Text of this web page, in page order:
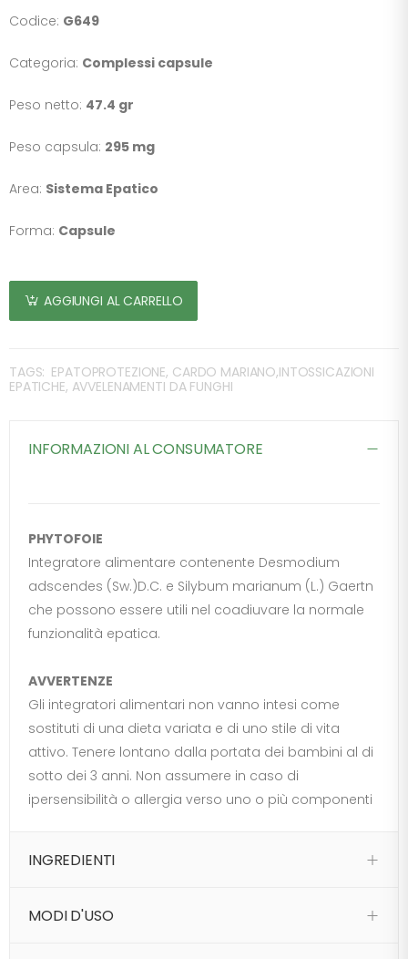
Codice: G649
Categoria: Complessi capsule
Peso netto: 47.4 gr
Peso capsula: 295 mg
Area: Sistema Epatico
Forma: Capsule
AGGIUNGI AL CARRELLO
TAGS: EPATOPROTEZIONE, CARDO MARIANO,INTOSSICAZIONI
EPATICHE, AVVELENAMENTI DA FUNGHI
INFORMAZIONI AL CONSUMATORE
PHYTOFOIE
Integratore alimentare contenente Desmodium
adscendes (Sw.)D.C. e Silybum marianum (L.) Gaertn
che possono essere utili nel coadiuvare la normale
funzionalità epatica.
AVVERTENZE
Gli integratori alimentari non vanno intesi come
sostituti di una dieta variata e di uno stile di vita
attivo. Tenere lontano dalla portata dei bambini al di
sotto dei 3 anni. Non assumere in caso di
ipersensibilità o allergia verso uno o più componenti
INGREDIENTI
MODI D'USO